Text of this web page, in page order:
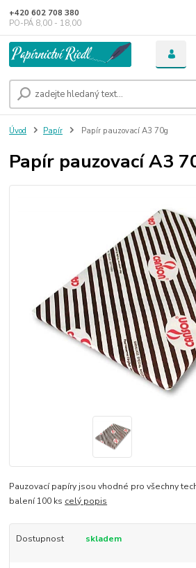
+420 602 708 380
PO-PÁ 8,00 - 18,00
Úvod Papír Papír pauzovací A3 70g
Papír pauzovací A3
Pauzovací papíry jsou vhodné pro všechny
balení 100 ks celý popis
Dostupnost skladem